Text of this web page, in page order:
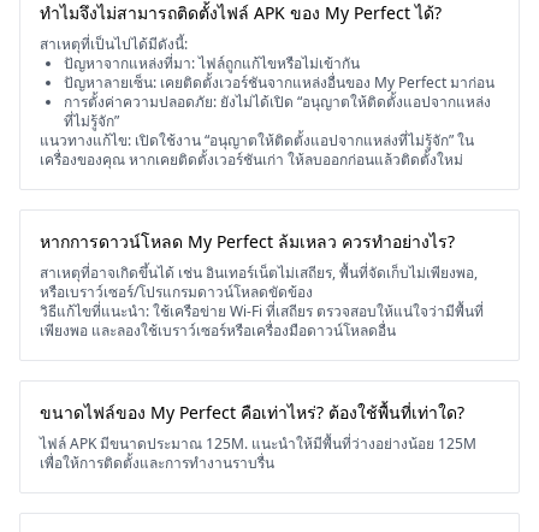
ทำไมจึงไม่สามารถติดตั้งไฟล์ APK ของ My Perfect ได้?
สาเหตุที่เป็นไปได้มีดังนี้:
ปัญหาจากแหล่งที่มา: ไฟล์ถูกแก้ไขหรือไม่เข้ากัน
ปัญหาลายเซ็น: เคยติดตั้งเวอร์ชันจากแหล่งอื่นของ My Perfect มาก่อน
การตั้งค่าความปลอดภัย: ยังไม่ได้เปิด “อนุญาตให้ติดตั้งแอปจากแหล่ง
ที่ไม่รู้จัก”
แนวทางแก้ไข: เปิดใช้งาน “อนุญาตให้ติดตั้งแอปจากแหล่งที่ไม่รู้จัก” ใน
เครื่องของคุณ หากเคยติดตั้งเวอร์ชันเก่า ให้ลบออกก่อนแล้วติดตั้งใหม่
หากการดาวน์โหลด My Perfect ล้มเหลว ควรทำอย่างไร?
สาเหตุที่อาจเกิดขึ้นได้ เช่น อินเทอร์เน็ตไม่เสถียร, พื้นที่จัดเก็บไม่เพียงพอ,
หรือเบราว์เซอร์/โปรแกรมดาวน์โหลดขัดข้อง
วิธีแก้ไขที่แนะนำ: ใช้เครือข่าย Wi-Fi ที่เสถียร ตรวจสอบให้แน่ใจว่ามีพื้นที่
เพียงพอ และลองใช้เบราว์เซอร์หรือเครื่องมือดาวน์โหลดอื่น
ขนาดไฟล์ของ My Perfect คือเท่าไหร่? ต้องใช้พื้นที่เท่าใด?
ไฟล์ APK มีขนาดประมาณ 125M. แนะนำให้มีพื้นที่ว่างอย่างน้อย 125M
เพื่อให้การติดตั้งและการทำงานราบรื่น